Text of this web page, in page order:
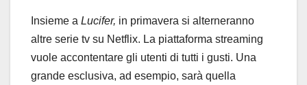
Insieme a Lucifer, in primavera si alterneranno
altre serie tv su Netflix. La piattaforma streaming
vuole accontentare gli utenti di tutti i gusti. Una
grande esclusiva, ad esempio, sarà quella